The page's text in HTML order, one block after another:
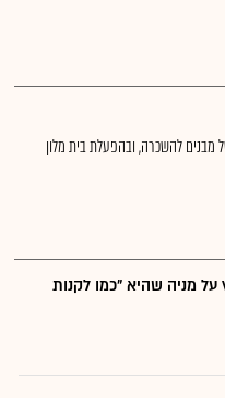
מבנים להשכרה, ובהפעלת בית מלון
מניה שהיא "כמו לקנות